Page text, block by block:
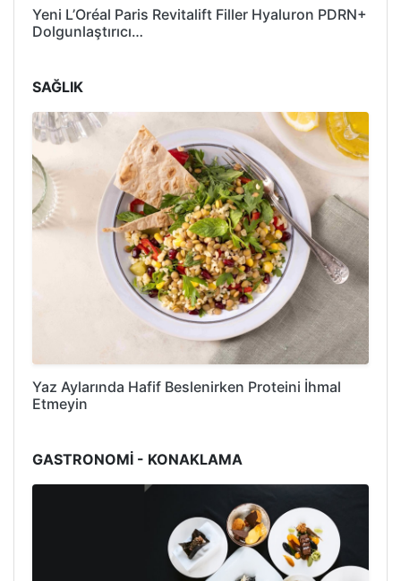
Yeni L’Oréal Paris Revitalift Filler Hyaluron PDRN+
Dolgunlaştırıcı…
SAĞLIK
Yaz Aylarında Hafif Beslenirken Proteini İhmal
Etmeyin
GASTRONOMİ - KONAKLAMA